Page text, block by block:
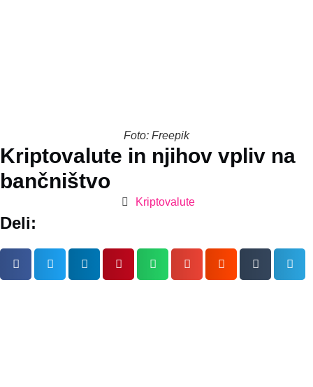
Kriptovalute in njihov vpliv na
bančništvo
Kriptovalute
Foto: Freepik
Deli: